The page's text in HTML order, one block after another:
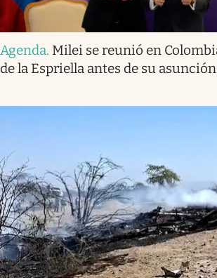
Agenda. Milei se reunió en
de la Espriella antes de su